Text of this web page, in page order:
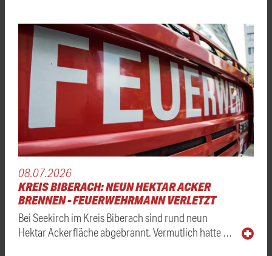
08.07.2026
KREIS BIBERACH: NEUN HEKTAR ACKER
BRENNEN - FEUERWEHRMANN VERLETZT
Bei Seekirch im Kreis Biberach sind rund neun
Hektar Ackerfläche abgebrannt. Vermutlich hatte …